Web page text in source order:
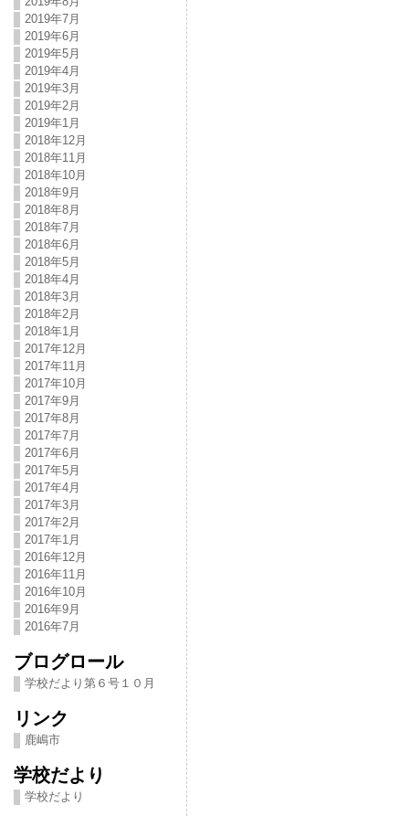
2019年7月
2019年6月
2019年5月
2019年4月
2019年3月
2019年2月
2019年1月
2018年12月
2018年11月
2018年10月
2018年9月
2018年8月
2018年7月
2018年6月
2018年5月
2018年4月
2018年3月
2018年2月
2018年1月
2017年12月
2017年11月
2017年10月
2017年9月
2017年8月
2017年7月
2017年6月
2017年5月
2017年4月
2017年3月
2017年2月
2017年1月
2016年12月
2016年11月
2016年10月
2016年9月
2016年7月
ブログロール
学校だより第６号１０月
リンク
鹿嶋市
学校だより
学校だより